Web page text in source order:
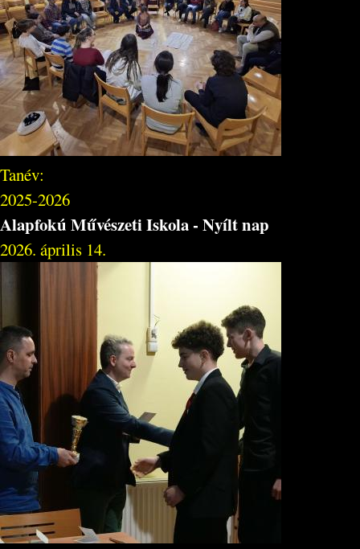
Tanév:
2025-2026
Alapfokú Művészeti Iskola - Nyílt nap
2026. április 14.